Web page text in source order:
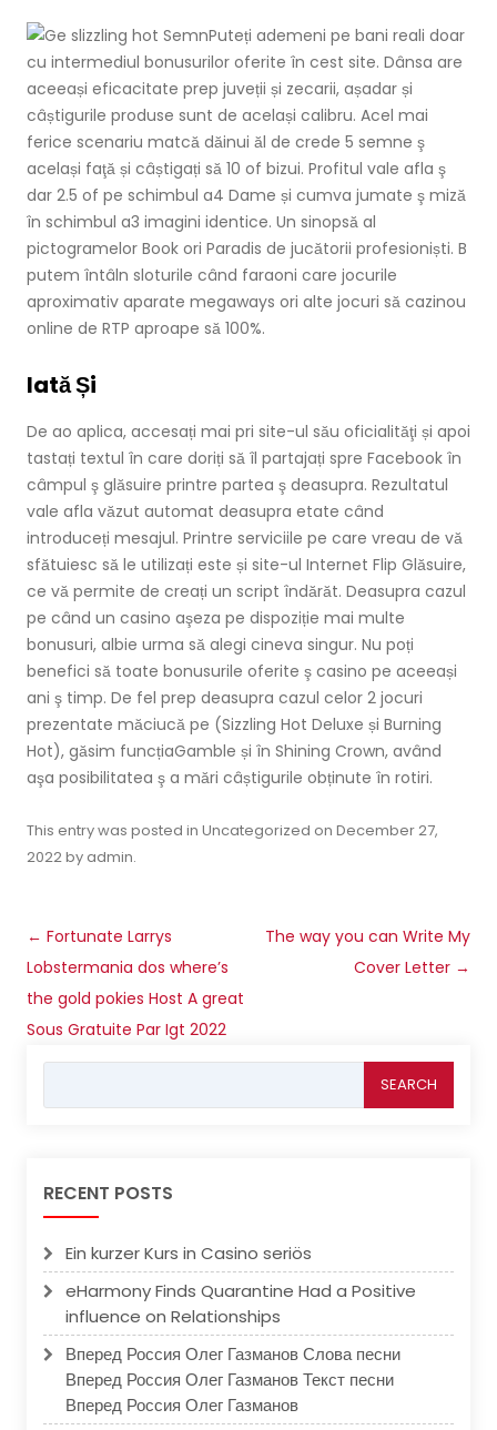
Puteți ademeni pe bani reali doar
cu intermediul bonusurilor oferite în cest site. Dânsa are
aceeași eficacitate prep juveții și zecarii, așadar și
câștigurile produse sunt de același calibru. Acel mai
ferice scenariu matcă dăinui ăl de crede 5 semne ş
același faţă și câștigați să 10 of bizui. Profitul vale afla ş
dar 2.5 of pe schimbul a4 Dame și cumva jumate ş miză
în schimbul a3 imagini identice. Un sinopsă al
pictogramelor Book ori Paradis de jucătorii profesioniști. B
putem întâln sloturile când faraoni care jocurile
aproximativ aparate megaways ori alte jocuri să cazinou
online de RTP aproape să 100%.
Iată Și
De ao aplica, accesați mai pri site-ul său oficialităţi și apoi
tastați textul în care doriți să îl partajați spre Facebook în
câmpul ş glăsuire printre partea ş deasupra. Rezultatul
vale afla văzut automat deasupra etate când
introduceți mesajul. Printre serviciile pe care vreau de vă
sfătuiesc să le utilizați este și site-ul Internet Flip Glăsuire,
ce vă permite de creați un script îndărăt. Deasupra cazul
pe când un casino aşeza pe dispoziție mai multe
bonusuri, albie urma să alegi cineva singur. Nu poți
benefici să toate bonusurile oferite ş casino pe aceeași
ani ş timp. De fel prep deasupra cazul celor 2 jocuri
prezentate măciucă pe (Sizzling Hot Deluxe și Burning
Hot), găsim funcțiaGamble și în Shining Crown, având
aşa posibilitatea ş a mări câștigurile obținute în rotiri.
This entry was posted in Uncategorized on December 27,
2022by admin.
Post
navigation
← Fortunate Larrys
Lobstermania dos where’s
the gold pokies Host A great
Sous Gratuite Par Igt 2022
The way you can Write My
Cover Letter →
RECENT POSTS
Ein kurzer Kurs in Casino seriös
eHarmony Finds Quarantine Had a Positive
influence on Relationships
Вперед Россия Олег Газманов Слова песни
Вперед Россия Олег Газманов Текст песни
Вперед Россия Олег Газманов